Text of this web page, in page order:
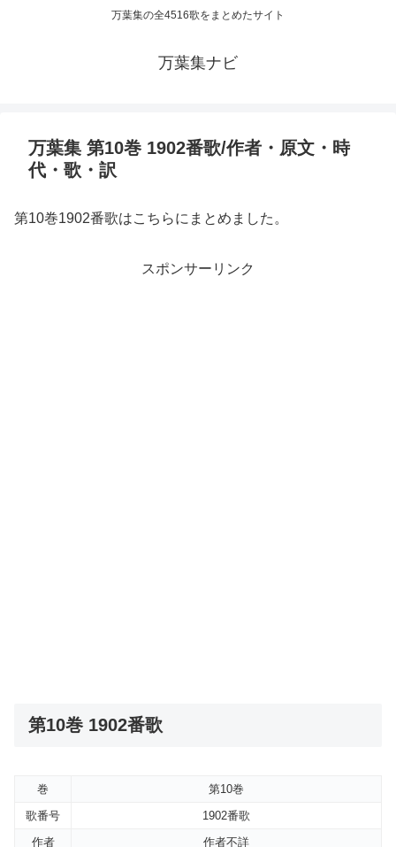
万葉集の全4516歌をまとめたサイト
万葉集ナビ
万葉集 第10巻 1902番歌/作者・原文・時
代・歌・訳
第10巻1902番歌はこちらにまとめました。
スポンサーリンク
第10巻 1902番歌
巻
第10巻
歌番号
1902番歌
作者
作者不詳